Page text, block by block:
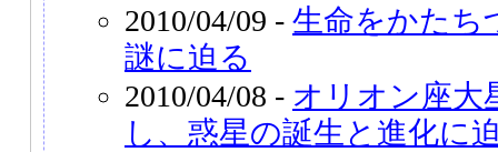
2010/04/09 - 生命をかたち
謎に迫る
2010/04/08 - オリオン座大
し、惑星の誕生と進化に